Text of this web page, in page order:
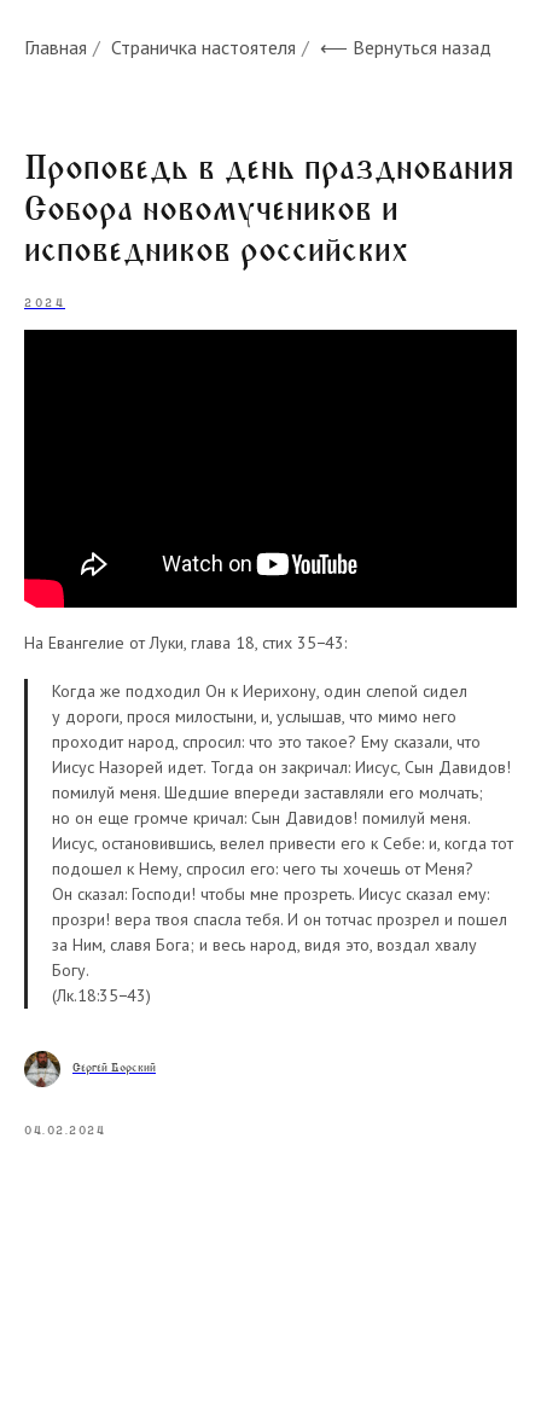
Главная / Страничка настоятеля / ⟵ Вернуться назад
Проповедь в день празднования
Собора новомучеников и
исповедников российских
2024
На Евангелие от Луки, глава 18, стих 35−43:
Когда же подходил Он к Иерихону, один слепой сидел
у дороги, прося милостыни, и, услышав, что мимо него
проходит народ, спросил: что это такое? Ему сказали, что
Иисус Назорей идет. Тогда он закричал: Иисус, Сын Давидов!
помилуй меня. Шедшие впереди заставляли его молчать;
но он еще громче кричал: Сын Давидов! помилуй меня.
Иисус, остановившись, велел привести его к Себе: и, когда тот
подошел к Нему, спросил его: чего ты хочешь от Меня?
Он сказал: Господи! чтобы мне прозреть. Иисус сказал ему:
прозри! вера твоя спасла тебя. И он тотчас прозрел и пошел
за Ним, славя Бога; и весь народ, видя это, воздал хвалу
Богу.
(Лк.18:35−43)
Сергей Борский
04.02.2024